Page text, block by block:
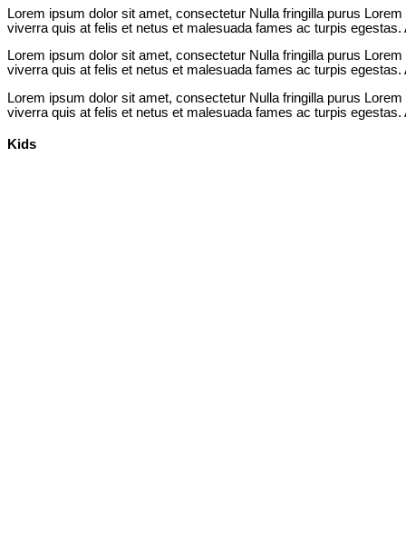
Lorem ipsum dolor sit amet, consectetur Nulla fringilla purus
viverra quis at felis et netus et malesuada fames ac turpis
Lorem ipsum dolor sit amet, consectetur Nulla fringilla purus
viverra quis at felis et netus et malesuada fames ac turpis
Lorem ipsum dolor sit amet, consectetur Nulla fringilla purus
viverra quis at felis et netus et malesuada fames ac turpis
Kids